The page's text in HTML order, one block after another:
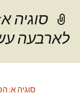
סוגיה
לארבעה
סוגיה א: